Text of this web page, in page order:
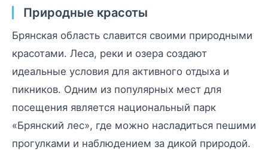
Природные красоты
Брянская область славится своими природными
красотами. Леса, реки и озера создают
идеальные условия для активного отдыха и
пикников. Одним из популярных мест для
посещения является национальный парк
«Брянский лес», где можно насладиться пешими
прогулками и наблюдением за дикой природой.